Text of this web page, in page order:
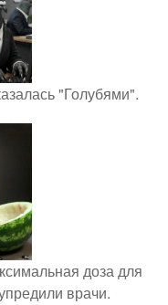
"Голубями".
доза для
врачи.